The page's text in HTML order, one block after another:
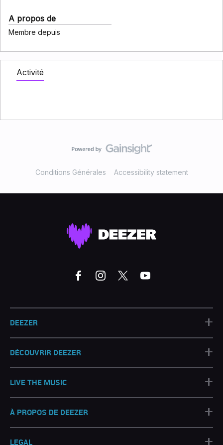
A propos de
Membre depuis
Activité
Conditions Générales Accessibility statement
DEEZER +
DÉCOUVRIR DEEZER +
LIVE THE MUSIC +
À PROPOS DE DEEZER +
LEGAL +